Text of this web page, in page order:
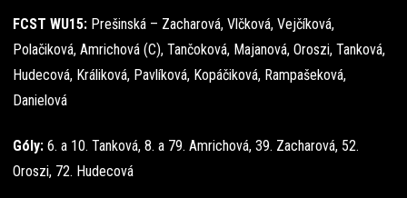
FCST WU15: Prešinská – Zacharová, Vlčková, Vejčíková,
Polačiková, Amrichová (C), Tančoková, Majanová, Oroszi, Tanková,
Hudecová, Králiková, Pavlíková, Kopáčiková, Rampašeková,
Danielová
Góly: 6. a 10. Tanková, 8. a 79. Amrichová, 39. Zacharová, 52.
Oroszi, 72. Hudecová